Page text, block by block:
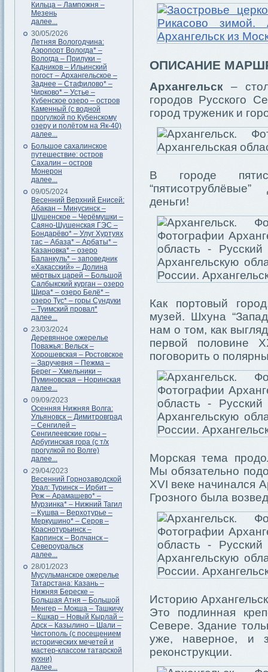
Кильца – Лампожня –
Мезень
далее...
30/05/2026
Летняя Вологодчина:
Аэропорт Вологда* –
Вологда – Прилуки –
Кадников – Ильинский
погост – Архангельское –
Заднее – Стафилово* –
Чирково* – Устье –
Кубенское озеро – остров
Каменный (с водной
прогулкой по Кубенскому
озеру и полётом на Як-40)
далее...
Большое сахалинское
путешествие: остров
Сахалин – остров
Монерон
далее...
09/05/2024
Весенний Верхний Енисей:
Абакан – Минусинск –
Шушенское – Черёмушки –
Саяно-Шушенская ГЭС –
Бондарёво* – Улуг Хуртуях
тас – Абаза* – Арбаты* –
Казановка* – озеро
Баланкуль* – заповедник
«Хакасский» – Долина
мёртвых царей – Большой
Салбыкский курган – озеро
Шира* – озеро Белё* –
озеро Тус* – горы Сундуки
– Туимский провал*
далее...
23/03/2024
Деревянное ожерелье
Поважья: Вельск –
Хорошевская – Ростовское
– Заручевня – Пежма –
Берег – Хмельники –
Пуминовская – Норинская
далее...
09/09/2023
Осенняя Нижняя Волга:
Ульяновск – Димитровград
– Сенгилей –
Сенгилеевские горы –
Арбугинская гора (с т/х
прогулкой по Волге)
далее...
29/04/2023
Весенний Горнозаводской
Урал: Туринск – Ирбит –
Реж – Арамашево* –
Мурзинка* – Нижний Тагил
– Кушва – Верхотурье –
Меркушино* – Серов –
Краснотурьинск –
Карпинск – Волчанск –
Североуральск
далее...
28/01/2023
Мусульманское ожерелье
Татарстана: Казань –
Нижняя Береске –
Большая Атня – Большой
Менгер – Мокша – Ташкичу
– Кшкар – Новый Кырлай –
Арск – Казылино – Шали –
Чистополь (с посещением
исторических мечетей и
мастер-классом татарской
кухни)
далее...
ОПИСАНИЕ
Архангельск –
городов Русского
город труженик и
В городе
деньги!
Как портовый
музей. Шхуна
нам о том, как
первой половине
поговорить о
Морская тема
Мы обязательно
XVI веке начинался
Грозного была
Историю
Это подлинная
Севере. Здание
уже, наверное, и
реконструкции.